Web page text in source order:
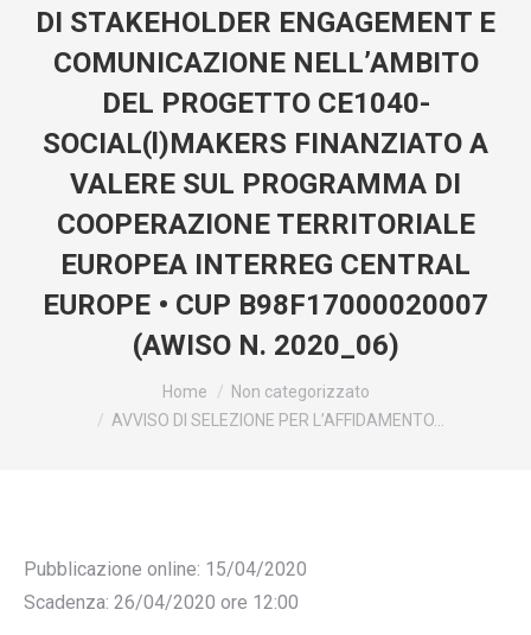
DI STAKEHOLDER ENGAGEMENT E
COMUNICAZIONE NELL’AMBITO
DEL PROGETTO CE1040-
SOCIAL(l)MAKERS FINANZIATO A
VALERE SUL PROGRAMMA DI
COOPERAZIONE TERRITORIALE
EUROPEA INTERREG CENTRAL
EUROPE • CUP B98F17000020007
(AWISO N. 2020_06)
Home
Non categorizzato
AVVISO DI SELEZIONE PER L’AFFIDAMENTO…
Pubblicazione online: 15/04/2020
Scadenza: 26/04/2020 ore 12:00